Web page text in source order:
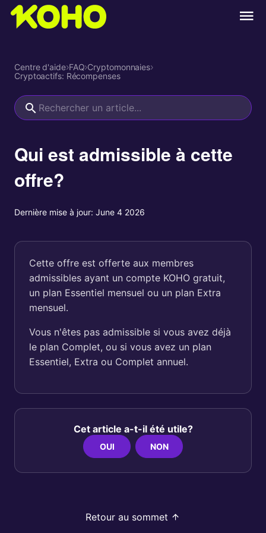
Centre d'aide›FAQ›Cryptomonnaies›
Cryptoactifs: Récompenses
Qui est admissible à cette
offre?
Dernière mise à jour: June 4 2026
Cette offre est offerte aux membres
admissibles ayant un compte KOHO gratuit,
un plan Essentiel mensuel ou un plan Extra
mensuel.
Vous n'êtes pas admissible si vous avez déjà
le plan Complet, ou si vous avez un plan
Essentiel, Extra ou Complet annuel.
Cet article a-t-il été utile?
OUI NON
Retour au sommet